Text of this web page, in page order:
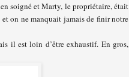
soigné et Marty, le propriétaire, était
on ne manquait jamais de finir notre
il est loin d’être exhaustif. En gros,